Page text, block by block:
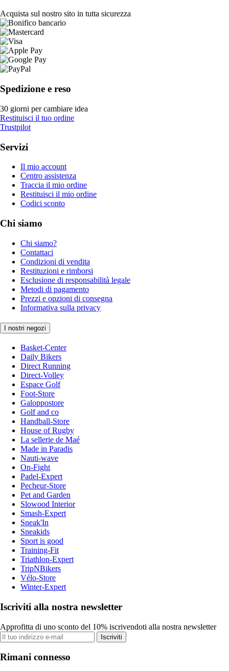
Acquista sul nostro sito in tutta sicurezza
Spedizione e reso
30 giorni per cambiare idea
Restituisci il tuo ordine
Trustpilot
Servizi
Il mio account
Centro assistenza
Traccia il mio ordine
Restituisci il mio ordine
Codici sconto
Chi siamo
Chi siamo?
Contattaci
Condizioni di vendita
Restituzioni e rimborsi
Esclusione di responsabilità legale
Metodi di pagamento
Prezzi e opzioni di consegna
Informativa sulla privacy
I nostri negozi
Basket-Center
Daily Bikers
Direct Running
Direct-Volley
Espace Golf
Foot-Store
Galoppostore
Golf and co
Handball-Store
House of Rugby
La sellerie de Maé
Made in Paradis
Nauti-wave
On-Fight
Padel-Expert
Pecheur-Store
Pet and Garden
Slowood Interior
Smash-Expert
Sneak'In
Sneakids
Sport is good
Training-Fit
Triathlon-Expert
TripNBikers
Vélo-Store
Winter-Expert
Iscriviti alla nostra newsletter
Approfitta di uno sconto del 10% iscrivendoti alla nostra newsletter
Iscriviti
Rimani connesso